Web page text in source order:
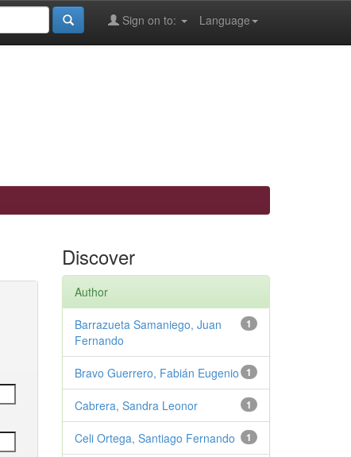
Language
Sign on to:
Discover
Author
1
Barrazueta Samaniego, Juan
Fernando
1
Bravo Guerrero, Fabián Eugenio
1
Cabrera, Sandra Leonor
1
Celi Ortega, Santiago Fernando